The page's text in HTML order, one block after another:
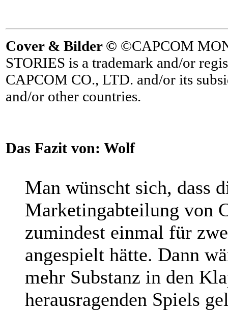
Cover & Bilder © ©CAPCOM
STORIES is a trademark and/or
CAPCOM CO., LTD. and/or its
and/or other countries.
Das Fazit von: Wolf
Man wünscht sich, dass
Marketingabteilung von
zumindest einmal für
angespielt hätte. Dann
mehr Substanz in den
herausragenden Spiels